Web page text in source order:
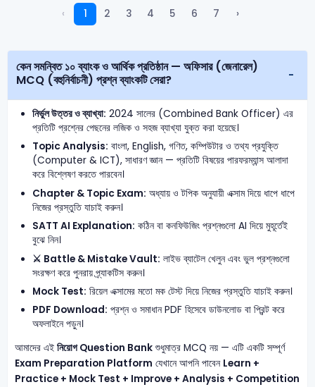
‹ 1 2 3 4 5 6 7 ›
কেন সমন্বিত ১০ ব্যাংক ও আর্থিক প্রতিষ্ঠান — অফিসার (জেনারেল)
MCQ (বহুনির্বাচনী) প্রশ্ন ব্যাংকটি সেরা?
নির্ভুল উত্তর ও ব্যাখ্যা: 2024 সালের (Combined Bank Officer) এর
প্রতিটি প্রশ্নের পেছনের লজিক ও সহজ ব্যাখ্যা যুক্ত করা হয়েছে।
Topic Analysis: বাংলা, English, গণিত, কম্পিউটার ও তথ্য প্রযুক্তি
(Computer & ICT), সাধারণ জ্ঞান — প্রতিটি বিষয়ের পারফরম্যান্স আলাদা
করে বিশ্লেষণ করতে পারবেন।
Chapter & Topic Exam: অধ্যায় ও টপিক অনুযায়ী এক্সাম দিয়ে ধাপে ধাপে
নিজের প্রস্তুতি যাচাই করুন।
SATT AI Explanation: কঠিন বা কনফিউজিং প্রশ্নগুলো AI দিয়ে মুহূর্তেই
বুঝে নিন।
⚔️ Battle & Mistake Vault: লাইভ ব্যাটেল খেলুন এবং ভুল প্রশ্নগুলো
সংরক্ষণ করে পুনরায় প্র্যাকটিস করুন।
Mock Test: রিয়েল এক্সামের মতো মক টেস্ট দিয়ে নিজের প্রস্তুতি যাচাই করুন।
PDF Download: প্রশ্ন ও সমাধান PDF হিসেবে ডাউনলোড বা প্রিন্ট করে
অফলাইনে পড়ুন।
আমাদের এই নিয়োগ Question Bankশুধুমাত্র MCQ নয় — এটি একটি সম্পূর্ণ
Exam Preparation Platform যেখানে আপনি পাবেন Learn +
Practice + Mock Test + Improve + Analysis + Competition